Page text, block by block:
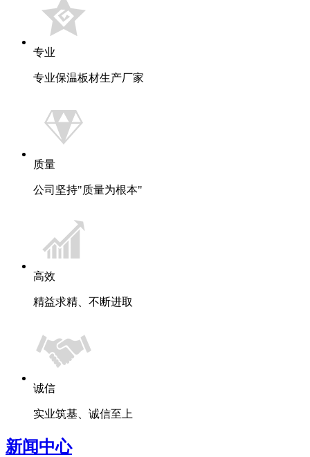
专业
专业保温板材生产厂家
质量
公司坚持"质量为根本"
高效
精益求精、不断进取
诚信
实业筑基、诚信至上
新闻中心